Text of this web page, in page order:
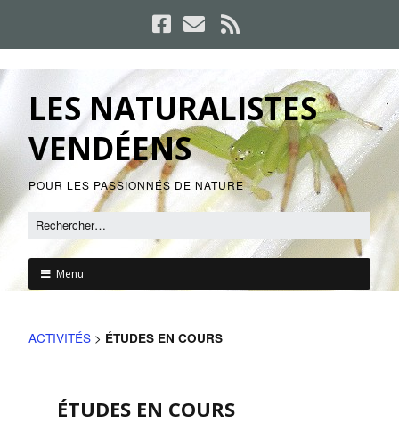
LES NATURALISTES
VENDÉENS
POUR LES PASSIONNÉS DE NATURE
Menu
ACTIVITÉS > ÉTUDES EN COURS
ÉTUDES EN COURS